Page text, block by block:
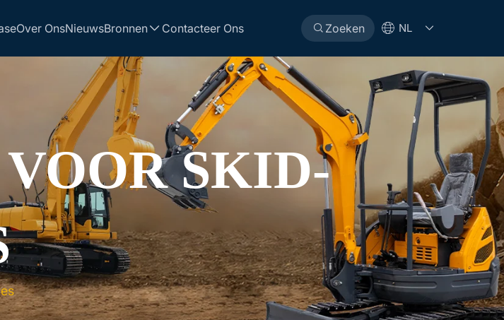
Over OnsNieuwsBronnen Contacteer Ons Zoeken NL
SKID-